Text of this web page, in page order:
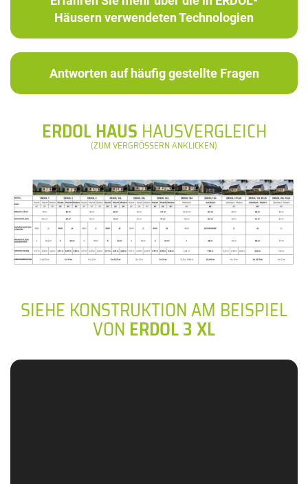
Häusern verwendeten Technologien
Antworten auf häufig gestellte Fragen
ERDOL HAUS HAUSVERGLEICH
(ZUM VERGRÖSSERN ANKLICKEN)
SIEHE KONSTRUKTION AM BEISPIEL
VONERDOL 3 XL